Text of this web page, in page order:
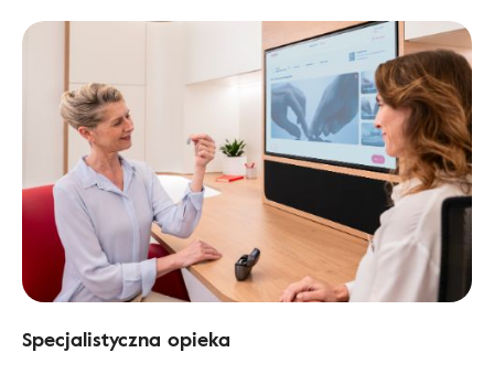
Specjalistyczna opieka